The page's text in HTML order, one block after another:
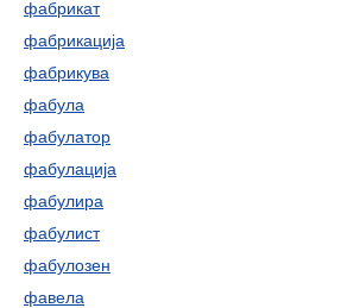
фабрикат
фабрикација
фабрикува
фабула
фабулатор
фабулација
фабулира
фабулист
фабулозен
фавела